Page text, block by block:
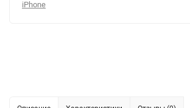
iPhone